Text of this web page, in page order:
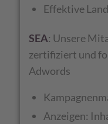
Effektive
SEA: Unsere
zertifiziert und
Adwords
Anzeigen: